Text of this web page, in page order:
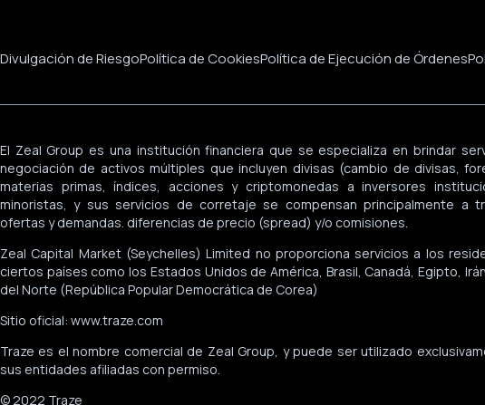
Divulgación de RiesgoPolítica de CookiesPolítica de Ejecución de Órdenes
El Zeal Group es una institución financiera que se especializa en brindar
negociación de activos múltiples que incluyen divisas (cambio de divisas,
materias primas, índices, acciones y criptomonedas a inversores
minoristas, y sus servicios de corretaje se compensan principalmente a
ofertas y demandas. diferencias de precio (spread) y/o comisiones.
Zeal Capital Market (Seychelles) Limited no proporciona servicios a los
ciertos países como los Estados Unidos de América, Brasil, Canadá, Egipto,
del Norte (República Popular Democrática de Corea)
Sitio oficial: www.traze.com
Traze es el nombre comercial de Zeal Group, y puede ser utilizado
sus entidades afiliadas con permiso.
© 2022 Traze